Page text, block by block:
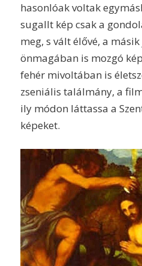
hasonlóak voltak
sugallt kép csak a
meg, s vált élővé, a
önmagában is mozgó
fehér mivoltában is
zseniális találmány, a
ily módon láttassa a
képeket.